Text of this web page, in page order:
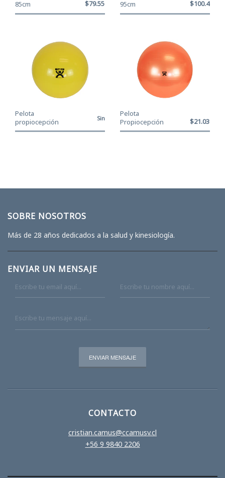
85cm
$79.550
95cm
$100.400
Pelota
propiocepción
CanDo® Amarillo
Sin
Pelota
Propiocepción
CanDo® Naranjo -
$21.030
SOBRE NOSOTROS
Más de 28 años dedicados a la salud y kinesiología.
ENVIAR UN MENSAJE
CONTACTO
cristian.camus@ccamusv.cl
+56 9 9840 2206